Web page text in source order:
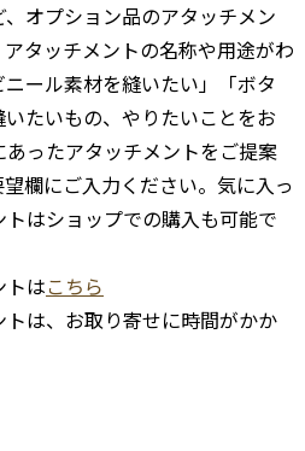
オプション品のアタッチメン
タッチメントの名称や用途がわ
ール素材を縫いたい」「ボタ
たいもの、やりたいことをお
ったアタッチメントをご提案
欄にご入力ください。気に入っ
はショップでの購入も可能で
はこちら
は、お取り寄せに時間がかか